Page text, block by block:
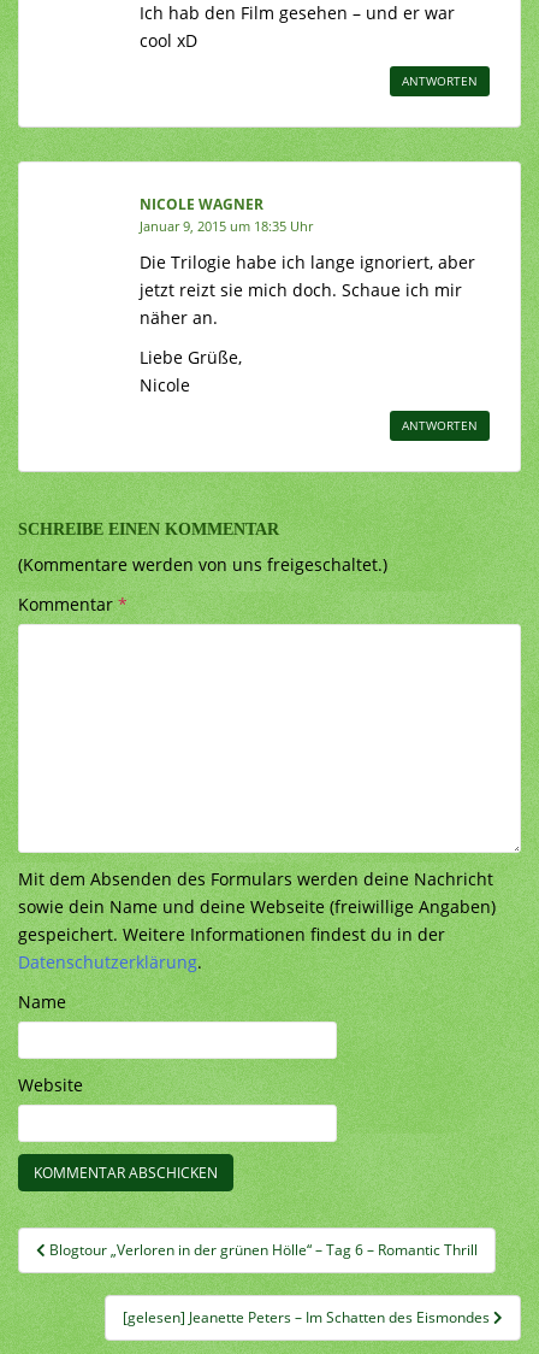
Ich hab den Film gesehen – und er war
cool xD
ANTWORTEN
NICOLE WAGNER
Januar 9, 2015 um 18:35 Uhr
Die Trilogie habe ich lange ignoriert, aber
jetzt reizt sie mich doch. Schaue ich mir
näher an.
Liebe Grüße,
Nicole
ANTWORTEN
SCHREIBE EINEN KOMMENTAR
(Kommentare werden von uns freigeschaltet.)
Kommentar*
Mit dem Absenden des Formulars werden deine Nachricht
sowie dein Name und deine Webseite (freiwillige Angaben)
gespeichert. Weitere Informationen findest du in der
Datenschutzerklärung.
Name
Website
Beitragsnavigation
Blogtour „Verloren in der grünen Hölle“ – Tag 6 – Romantic Thrill
[gelesen] Jeanette Peters – Im Schatten des Eismondes